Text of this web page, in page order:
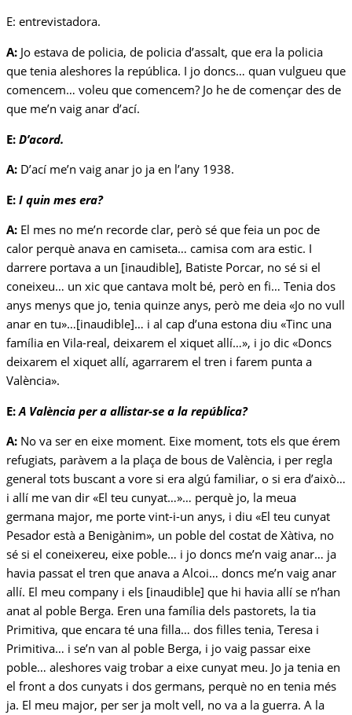
E: entrevistadora.
A: Jo estava de policia, de policia d’assalt, que era la policia
que tenia aleshores la república. I jo doncs… quan vulgueu que
comencem… voleu que comencem? Jo he de començar des de
que me’n vaig anar d’ací.
E: D’acord.
A: D’ací me’n vaig anar jo ja en l’any 1938.
E: I quin mes era?
A: El mes no me’n recorde clar, però sé que feia un poc de
calor perquè anava en camiseta… camisa com ara estic. I
darrere portava a un [inaudible], Batiste Porcar, no sé si el
coneixeu… un xic que cantava molt bé, però en fi… Tenia dos
anys menys que jo, tenia quinze anys, però me deia «Jo no vull
anar en tu»…[inaudible]… i al cap d’una estona diu «Tinc una
família en Vila-real, deixarem el xiquet allí…», i jo dic «Doncs
deixarem el xiquet allí, agarrarem el tren i farem punta a
València».
E: A València per a allistar-se a la república?
A: No va ser en eixe moment. Eixe moment, tots els que érem
refugiats, paràvem a la plaça de bous de València, i per regla
general tots buscant a vore si era algú familiar, o si era d’això…
i allí me van dir «El teu cunyat…»… perquè jo, la meua
germana major, me porte vint-i-un anys, i diu «El teu cunyat
Pesador està a Benigànim», un poble del costat de Xàtiva, no
sé si el coneixereu, eixe poble… i jo doncs me’n vaig anar… ja
havia passat el tren que anava a Alcoi… doncs me’n vaig anar
allí. El meu company i els [inaudible] que hi havia allí se n’han
anat al poble Berga. Eren una família dels pastorets, la tia
Primitiva, que encara té una filla… dos filles tenia, Teresa i
Primitiva… i se’n van al poble Berga, i jo vaig passar eixe
poble… aleshores vaig trobar a eixe cunyat meu. Jo ja tenia en
el front a dos cunyats i dos germans, perquè no en tenia més
ja. El meu major, per ser ja molt vell, no va a la guerra. A la